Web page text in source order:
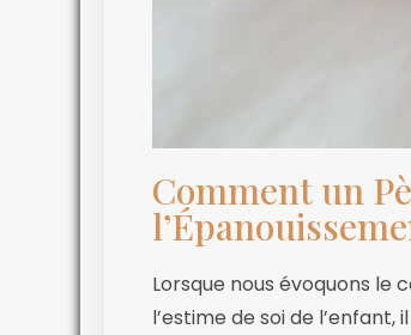
Comment un
Lorsque nous évoquons le
l’estime de soi de